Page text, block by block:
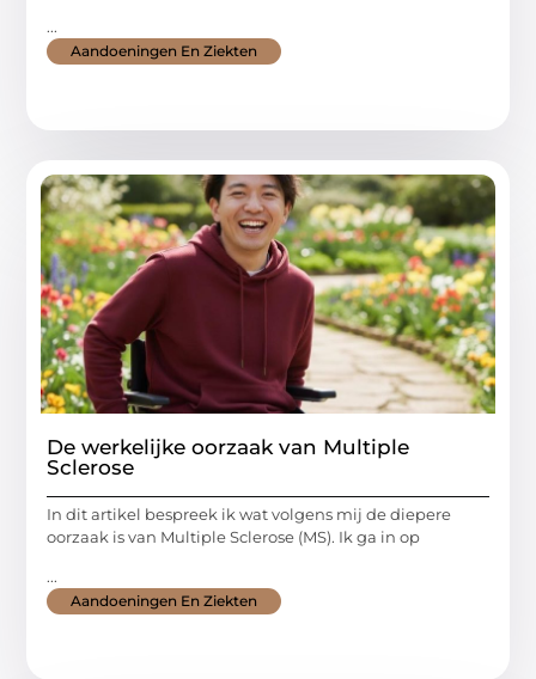
...
Aandoeningen En Ziekten
De werkelijke oorzaak van Multiple
Sclerose
In dit artikel bespreek ik wat volgens mij de diepere
oorzaak is van Multiple Sclerose (MS). Ik ga in op
...
Aandoeningen En Ziekten